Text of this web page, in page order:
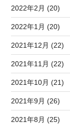
2022年2月 (20)
2022年1月 (20)
2021年12月 (22)
2021年11月 (22)
2021年10月 (21)
2021年9月 (26)
2021年8月 (25)